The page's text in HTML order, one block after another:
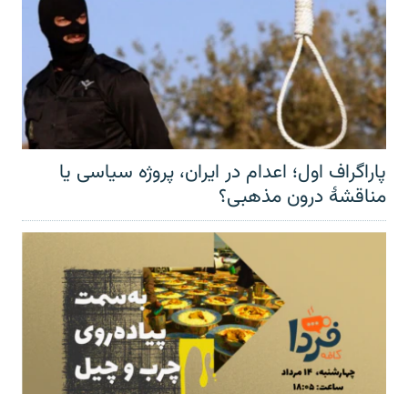
پاراگراف اول؛ اعدام در ایران، پروژه سیاسی یا
مناقشهٔ درون مذهبی؟